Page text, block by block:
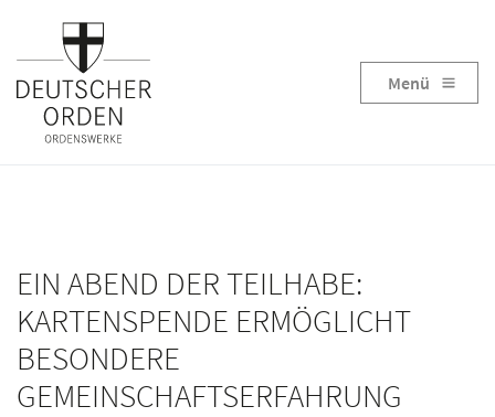
Menü
EIN ABEND DER TEILHABE:
KARTENSPENDE ERMÖGLICHT
BESONDERE
GEMEINSCHAFTSERFAHRUNG